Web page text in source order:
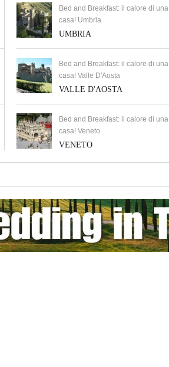
Bed and Breakfast: il calore di una
casa! Umbria
UMBRIA
Bed and Breakfast: il calore di una
casa! Valle D'Aosta
VALLE D'AOSTA
Bed and Breakfast: il calore di una
casa! Veneto
VENETO